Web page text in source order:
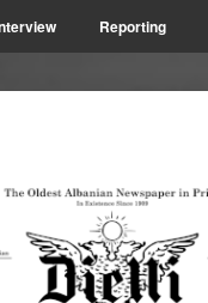
Reporting